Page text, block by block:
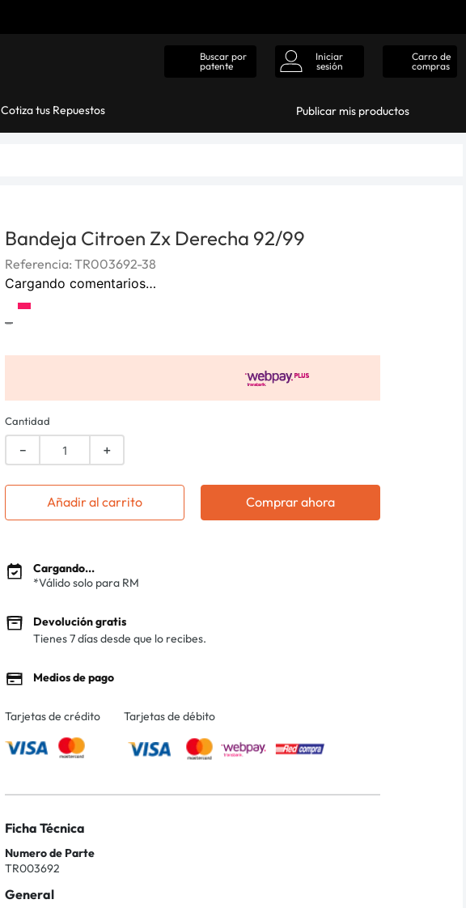
Buscar por
patente
Iniciar
sesión
Carro de
compras
Cotiza tus Repuestos Publicar mis productos
Bandeja Citroen Zx Derecha 92/99
Referencia: TR003692-38
Cargando comentarios…
-
Cantidad
＋
－
Añadir al carrito Comprar ahora
Cargando...
*Válido solo para RM
Devolución gratis
Tienes 7 días desde que lo recibes.
Medios de pago
Tarjetas de crédito Tarjetas de débito
Ficha Técnica
Numero de Parte
TR003692
General